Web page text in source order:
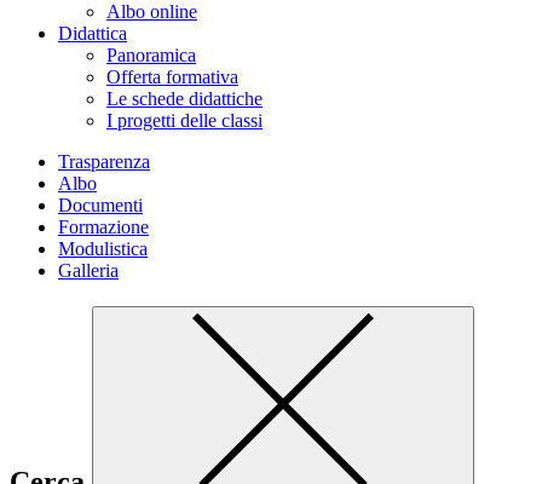
Albo online
Didattica
Panoramica
Offerta formativa
Le schede didattiche
I progetti delle classi
Trasparenza
Albo
Documenti
Formazione
Modulistica
Galleria